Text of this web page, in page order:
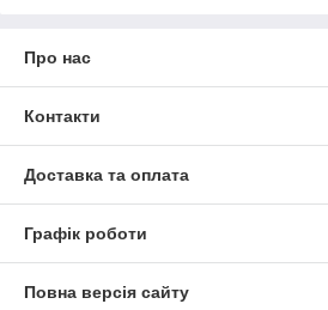
Про нас
Контакти
Доставка та оплата
Графік роботи
Повна версія сайту